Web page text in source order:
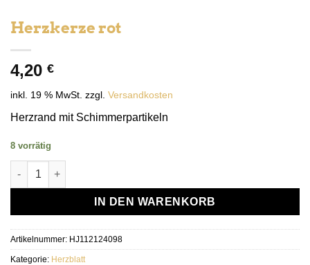
Herzkerze rot
4,20 €
inkl. 19 % MwSt. zzgl. Versandkosten
Herzrand mit Schimmerpartikeln
8 vorrätig
Herzkerze rot Menge
IN DEN WARENKORB
Artikelnummer: HJ112124098
Kategorie: Herzblatt